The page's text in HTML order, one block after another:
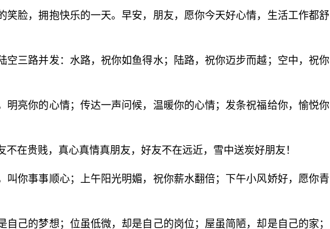
笑脸，拥抱快乐的一天。早安，朋友，愿你今天好心情，生活工作都舒
空三路并发：水路，祝你如鱼得水；陆路，祝你迈步而越；空中，祝你
明亮你的心情；传达一声问候，温暖你的心情；发条祝福给你，愉悦你
不在贵贱，真心真情真朋友，好友不在远近，雪中送炭好朋友！
叫你事事顺心；上午阳光明媚，祝你薪水翻倍；下午小风娇好，愿你青
自己的梦想；位虽低微，却是自己的岗位；屋虽简陋，却是自己的家；